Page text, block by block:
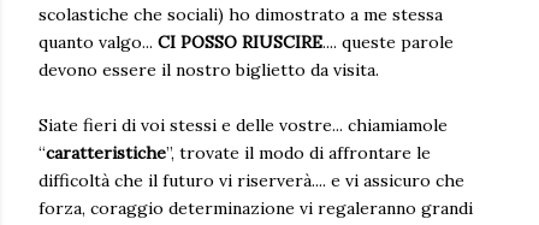
scolastiche che sociali) ho dimostrato a me stessa
quanto valgo... CI POSSO RIUSCIRE.... queste parole
devono essere il nostro biglietto da visita.
Siate fieri di voi stessi e delle vostre... chiamiamole
“caratteristiche”, trovate il modo di affrontare le
difficoltà che il futuro vi riserverà.... e vi assicuro che
forza, coraggio determinazione vi regaleranno grandi